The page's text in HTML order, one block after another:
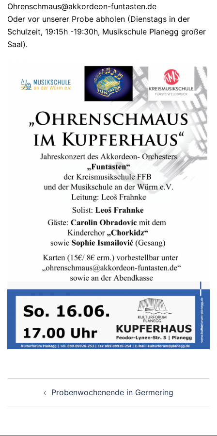
Ohrenschmaus@akkordeon-funtasten.de
Oder vor unserer Probe abholen (Dienstags in der
Schulzeit, 19:15h -19:30h, Musikschule Planegg großer
Saal).
Probenwochenende in Germering